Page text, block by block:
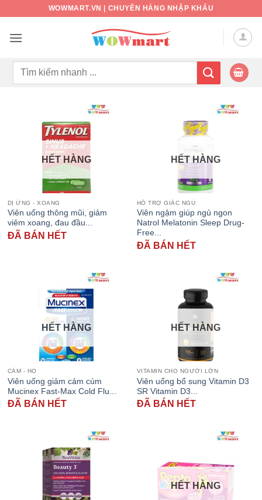
nội
WOWMART.VN | CHUYÊN HÀNG NHẬP KHẨU
Tìm
HẾT HÀNG
DỊ ỨNG - XOANG
Viên uống thông mũi, giảm
viêm xoang, đau đầu...
ĐÃ BÁN HẾT
HẾT HÀNG
HỖ TRỢ GIẤC NGỦ
Viên ngậm giúp ngủ ngon
Natrol Melatonin Sleep Drug-
Free...
ĐÃ BÁN HẾT
HẾT HÀNG
CẢM - HO
Viên uống giảm cảm cúm
Mucinex Fast-Max Cold Flu...
ĐÃ BÁN HẾT
HẾT HÀNG
VITAMIN CHO NGƯỜI LỚN
Viên uống bổ sung Vitamin D3
SR Vitamin D3...
ĐÃ BÁN HẾT
HẾT HÀNG